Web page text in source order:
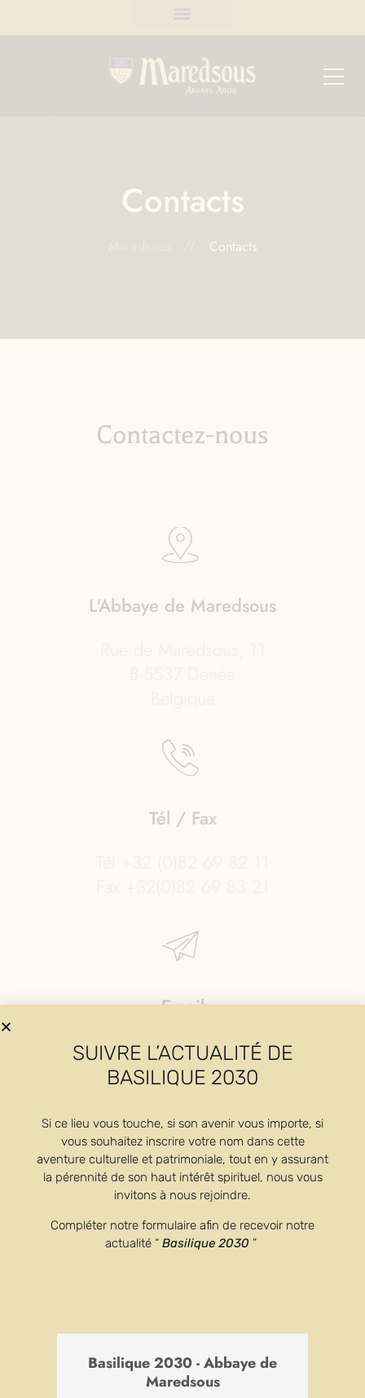
Contacts
Contacts
Contactez-nous
L'Abbaye de Maredsous
Tél / Fax
Email
Info@maredsous.com
Nous contacter par mail à propos d'une
demande précise :
Le site Internet
Le Saint-Joseph
SUIVRE L’ACTUALITÉ DE
BASILIQUE 2030
Si ce lieu vous touche, si son avenir vous importe, si
vous souhaitez inscrire votre nom dans cette
aventure culturelle et patrimoniale, tout en y assurant
la pérennité de son haut intérêt spirituel, nous vous
invitons à nous rejoindre.
Compléter notre formulaire afin de recevoir notre
actualité “ Basilique 2030 ”
Basilique 2030 - Abbaye de
Maredsous